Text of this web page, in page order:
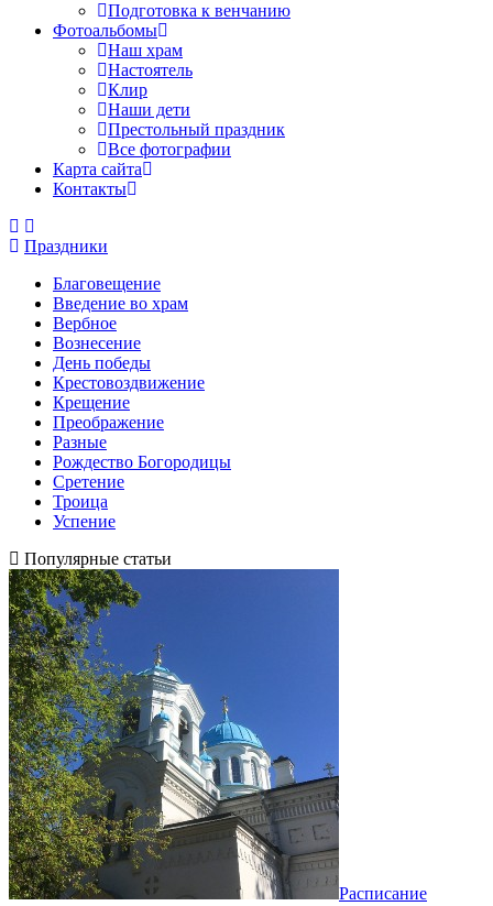
Подготовка к венчанию
Фотоальбомы
Наш храм
Настоятель
Клир
Наши дети
Престольный праздник
Все фотографии
Карта сайта
Контакты
Праздники
Благовещение
Введение во храм
Вербное
Вознесение
День победы
Крестовоздвижение
Крещение
Преображение
Разные
Рождество Богородицы
Сретение
Троица
Успение
Популярные статьи
Расписание